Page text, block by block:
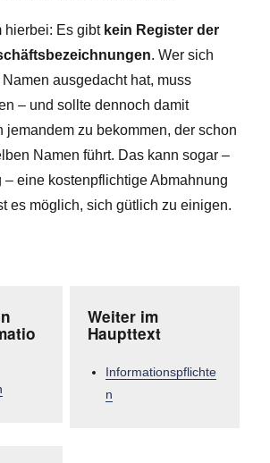
hierbei: Es gibt kein Register der
. Wer sich
ausgedacht hat, muss
– und sollte dennoch damit
jemandem zu bekommen, der schon
Namen führt. Das kann sogar –
– eine kostenpflichtige Abmahnung
es möglich, sich gütlich zu einigen.
Weiter im
Haupttext
Informationspflichte
n